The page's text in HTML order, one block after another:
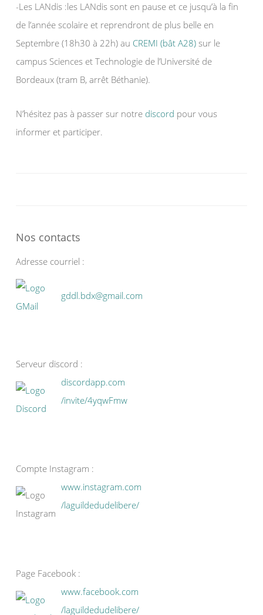
-Les LANdis :les LANdis sont en pause et ce jusqu’à la fin
de l’année scolaire et reprendront de plus belle en
Septembre (18h30 à 22h) au CREMI (bât A28) sur le
campus Sciences et Technologie de l’Université de
Bordeaux (tram B, arrêt Béthanie).
N’hésitez pas à passer sur notre discord pour vous
informer et participer.
Nos contacts
Adresse courriel :
gddl.bdx@gmail.com
Serveur discord :
discordapp.com
/invite/4yqwFmw
Compte Instagram :
www.instagram.com
/laguildedudelibere/
Page Facebook :
www.facebook.com
/laguildedudelibere/